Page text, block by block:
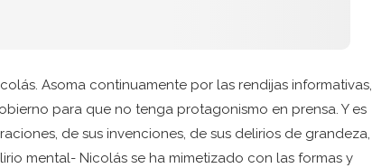
Asoma continuamente por las rendijas informativas,
para que no tenga protagonismo en prensa. Y es
de sus invenciones, de sus delirios de grandeza,
mental- Nicolás se ha mimetizado con las formas y